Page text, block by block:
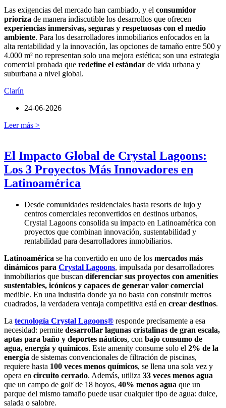
Las exigencias del mercado han cambiado, y el consumidor
prioriza de manera indiscutible los desarrollos que ofrecen
experiencias inmersivas, seguras y respetuosas con el medio
ambiente. Para los desarrolladores inmobiliarios enfocados en la
alta rentabilidad y la innovación, las opciones de tamaño entre 500 y
4.000 m² no representan solo una mejora estética; son una estrategia
comercial probada que redefine el estándar de vida urbana y
suburbana a nivel global.
Clarín
24-06-2026
Leer más >
El Impacto Global de Crystal Lagoons:
Los 3 Proyectos Más Innovadores en
Latinoamérica
Desde comunidades residenciales hasta resorts de lujo y
centros comerciales reconvertidos en destinos urbanos,
Crystal Lagoons consolida su impacto en Latinoamérica con
proyectos que combinan innovación, sustentabilidad y
rentabilidad para desarrolladores inmobiliarios.
Latinoamérica se ha convertido en uno de los mercados más
dinámicos para Crystal Lagoons, impulsada por desarrolladores
inmobiliarios que buscan diferenciar sus proyectos con amenities
sustentables, icónicos y capaces de generar valor comercial
medible. En una industria donde ya no basta con construir metros
cuadrados, la verdadera ventaja competitiva está en crear destinos.
La tecnología Crystal Lagoons® responde precisamente a esa
necesidad: permite desarrollar lagunas cristalinas de gran escala,
aptas para baño y deportes náuticos, con bajo consumo de
agua, energía y químicos. Este amenity consume solo el 2% de la
energía de sistemas convencionales de filtración de piscinas,
requiere hasta 100 veces menos químicos, se llena una sola vez y
opera en circuito cerrado. Además, utiliza 33 veces menos agua
que un campo de golf de 18 hoyos, 40% menos agua que un
parque del mismo tamaño puede usar cualquier tipo de agua: dulce,
salada o salobre.